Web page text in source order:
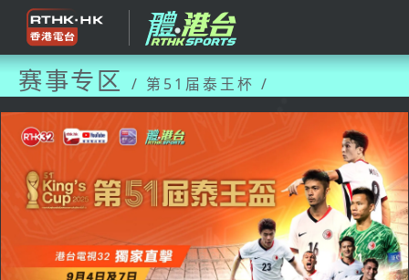
赛事专区 / 第51届泰王杯 /